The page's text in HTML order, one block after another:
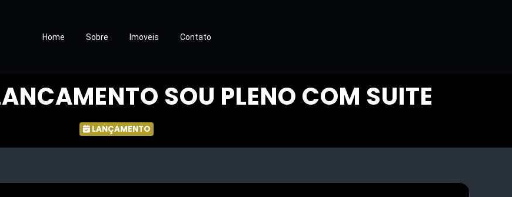
Home Sobre Imoveis Contato
SOU PLENO COM SUITE
LANÇAMENTO